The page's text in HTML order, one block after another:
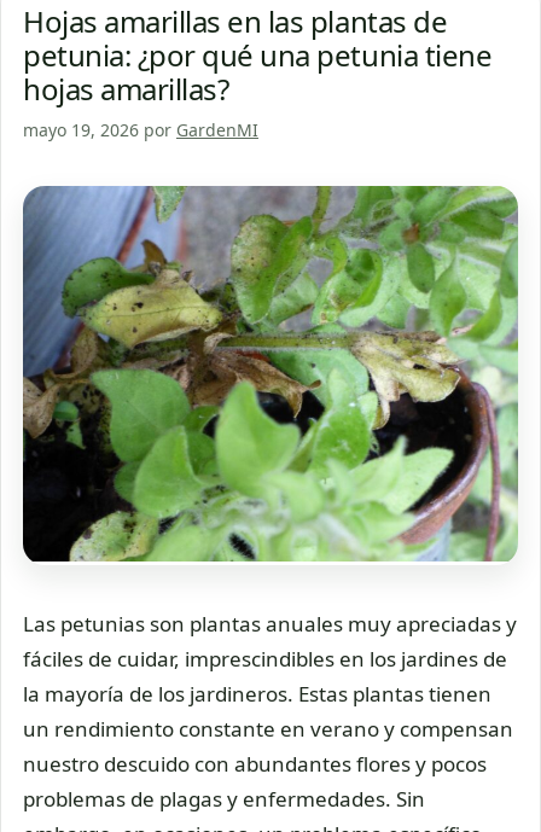
Hojas amarillas en las plantas de
petunia: ¿por qué una petunia tiene
hojas amarillas?
mayo 19, 2026 por GardenMI
Las petunias son plantas anuales muy apreciadas y
fáciles de cuidar, imprescindibles en los jardines de
la mayoría de los jardineros. Estas plantas tienen
un rendimiento constante en verano y compensan
nuestro descuido con abundantes flores y pocos
problemas de plagas y enfermedades. Sin